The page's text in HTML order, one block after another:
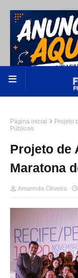
Página inicial
Projeto
Públicos
Projeto de
Maratona
Amannda Oliveira